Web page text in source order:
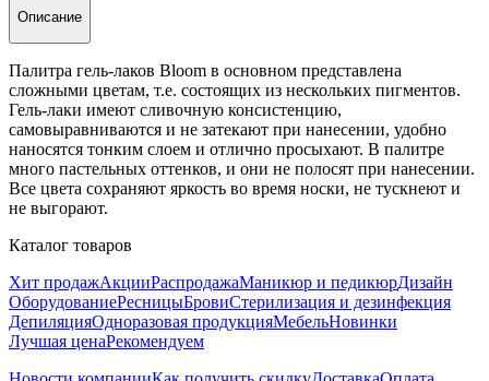
Описание
Палитра гель-лаков Bloom в основном представлена
сложными цветам, т.е. состоящих из нескольких пигментов.
Гель-лаки имеют сливочную консистенцию,
самовыравниваются и не затекают при нанесении, удобно
наносятся тонким слоем и отлично просыхают. В палитре
много пастельных оттенков, и они не полосят при нанесении.
Все цвета сохраняют яркость во время носки, не тускнеют и
не выгорают.
Каталог товаров
Хит продажАкцииРаспродажаМаникюр и педикюрДизайн
ОборудованиеРесницыБровиСтерилизация и дезинфекция
ДепиляцияОдноразовая продукцияМебельНовинки
Лучшая ценаРекомендуем